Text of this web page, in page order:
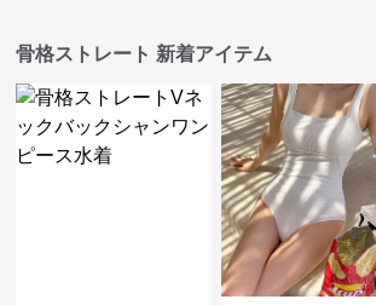
骨格ストレート 新着アイテム